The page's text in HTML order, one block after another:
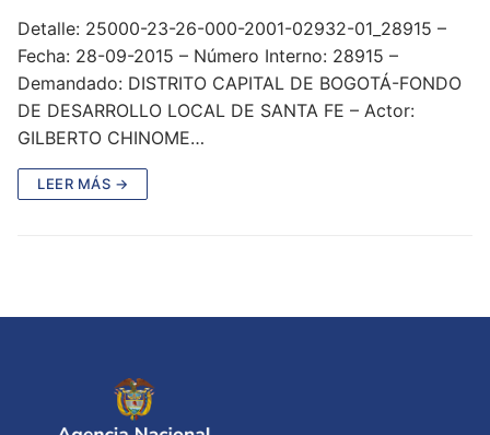
Detalle: 25000-23-26-000-2001-02932-01_28915 –
Fecha: 28-09-2015 – Número Interno: 28915 –
Demandado: DISTRITO CAPITAL DE BOGOTÁ-FONDO
DE DESARROLLO LOCAL DE SANTA FE – Actor:
GILBERTO CHINOME…
LEER MÁS →